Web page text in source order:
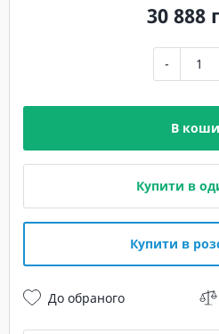
30 888
-
В
Купити в
Купити в
До обраного